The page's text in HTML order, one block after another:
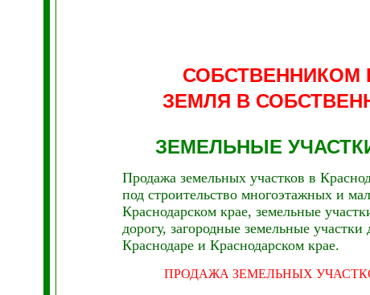
СОБСТВЕННИКОМ
ЗЕМЛЯ В
ЗЕМЕЛЬНЫЕ
Продажа земельных участков в
под строительство многоэтажных и
Краснодарском крае, земельные
дорогу, загородные земельные
Краснодаре и Краснодарском крае.
ПРОДАЖА ЗЕМЕЛЬНЫХ